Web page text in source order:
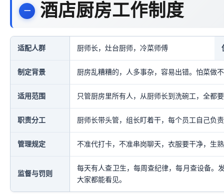
酒店厨房工作制度
适配人群 厨师长，灶台厨师，冷菜师傅
制定背景 厨房乱糟糟的，人多事杂，容易出错。怕菜做
适用范围 只管厨房里所有人，从厨师长到洗碗工，全都
职责分工 厨师长带头管，组长盯着干，每个员工自己负
管理规定 不准代打卡，不准串岗聊天，衣服要干净，生
监督与罚则
每天有人查卫生，每周查纪律，每月查设备。
大家都能看见。